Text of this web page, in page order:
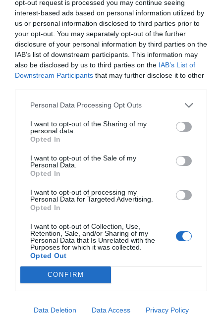
opt-out request is processed you may continue seeing
interest-based ads based on personal information utilized by
us or personal information disclosed to third parties prior to
your opt-out. You may separately opt-out of the further
disclosure of your personal information by third parties on the
IAB’s list of downstream participants. This information may
also be disclosed by us to third parties on the IAB’s List of
Downstream Participants that may further disclose it to other
Personal Data Processing Opt Outs
I want to opt-out of the Sharing of my
personal data.
Opted In
I want to opt-out of the Sale of my
Personal Data.
Opted In
I want to opt-out of processing my
Personal Data for Targeted Advertising.
Opted In
I want to opt-out of Collection, Use,
Retention, Sale, and/or Sharing of my
Personal Data that Is Unrelated with the
Purposes for which it was collected.
Opted Out
CONFIRM
Data Deletion Data Access Privacy Policy
Enrique-Tarancón (GSP): "Mai no sabrem si la
pesta porcina va originar-se en un laboratori
català"
No hi ha més positius
El conseller ha explicat que es mantenen els 29
ahir, i ha reiterat que és "normal" que surtin més
positius. Fins avui, s’han analitzat 533 porcs
senglars. Pel que fa als mercats d'exportació,
Ordeig ha recordat que el 80% dels mercats
internacionals estan reoberts i regionalitzats: "És
molt important, per tant, cap aquí hem d'anar de
seguir en aquesta línia".
AfegirVIA Empresacom a font preferida de